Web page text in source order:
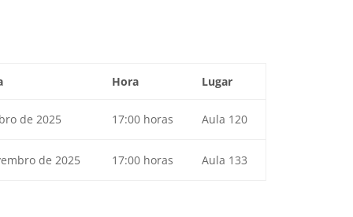
Hora Lugar
de 2025 17:00 horas Aula 120
de 2025 17:00 horas Aula 133